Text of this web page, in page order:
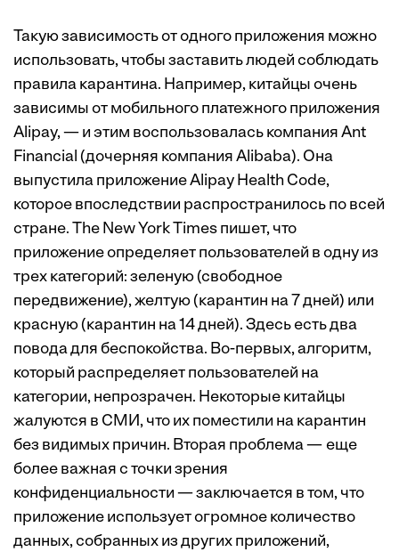
Такую зависимость от одного приложения можно
использовать, чтобы заставить людей соблюдать
правила карантина. Например, китайцы очень
зависимы от мобильного платежного приложения
Alipay, — и этим воспользовалась компания Ant
Financial (дочерняя компания Alibaba). Она
выпустила приложение Alipay Health Code,
которое впоследствии распространилось по всей
стране. The New York Times пишет, что
приложение определяет пользователей в одну из
трех категорий: зеленую (свободное
передвижение), желтую (карантин на 7 дней) или
красную (карантин на 14 дней). Здесь есть два
повода для беспокойства. Во-первых, алгоритм,
который распределяет пользователей на
категории, непрозрачен. Некоторые китайцы
жалуются в СМИ, что их поместили на карантин
без видимых причин. Вторая проблема — еще
более важная с точки зрения
конфиденциальности — заключается в том, что
приложение использует огромное количество
данных, собранных из других приложений,